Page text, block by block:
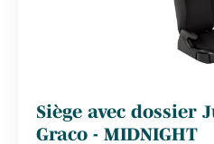
Siège avec dossier
Graco - MIDNIGHT